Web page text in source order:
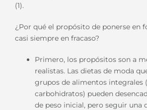
(1).
¿Por qué el propósito de ponerse en
casi siempre en fracaso?
Primero, los propósitos son a
realistas. Las dietas de moda
grupos de alimentos integrales
carbohidratos) pueden
de peso inicial, pero seguir una